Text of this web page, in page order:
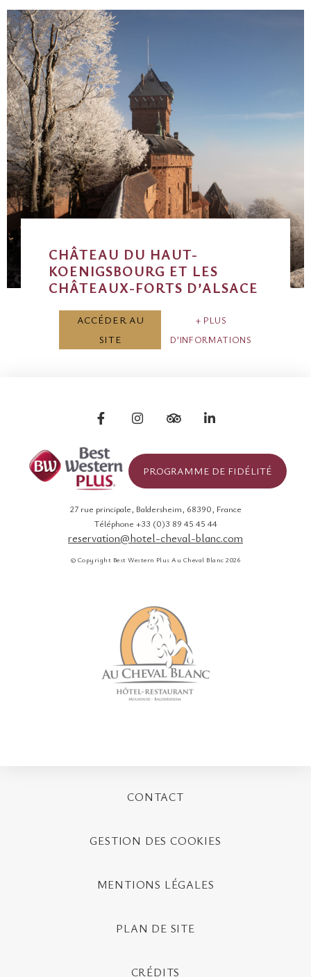
CHÂTEAU DU HAUT-
KOENIGSBOURG ET LES
CHÂTEAUX-FORTS D’ALSACE
ACCÉDER AU
SITE
PLUS
D’INFORMATIONS
PROGRAMME DE FIDÉLITÉ
27 rue principale, Baldersheim, 68390, France
Téléphone +33 (0)3 89 45 45 44
reservation@hotel-cheval-blanc.com
© Copyright Best Western Plus Au Cheval Blanc 2026
CONTACT
GESTION DES COOKIES
MENTIONS LÉGALES
PLAN DE SITE
CRÉDITS